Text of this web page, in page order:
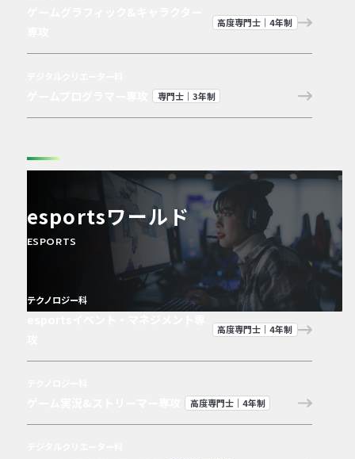
高度専門士｜4年制
専門士｜3年制
esportsワールド
ESPORTS
テクノロジー科
高度専門士｜4年制
高度専門士｜4年制